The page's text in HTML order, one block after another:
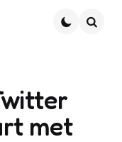
met